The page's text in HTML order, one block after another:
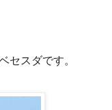
セスダです。